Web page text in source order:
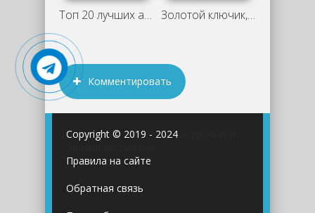
Топ 20 лучших аудиокниг всех времён Золотой ключик, или Приключения
Комментировать
Copyright © 2019 - 2024
Правила на сайте
Обратная связь